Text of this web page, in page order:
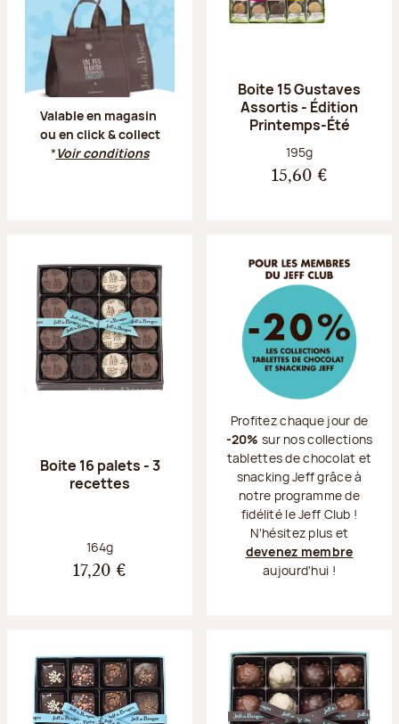
Valable en magasin
ou en click & collect
*Voir conditions
Boite 15 Gustaves
Assortis - Édition
Printemps-Été
Poids net :
195g
15,60 €
Boite 16 palets - 3
recettes
Poids net :
164g
17,20 €
Profitez chaque jour de
-20% sur nos collections
tablettes de chocolat et
snacking Jeff grâce à
notre programme de
fidélité le Jeff Club !
N'hésitez plus et
devenez membre
aujourd'hui !